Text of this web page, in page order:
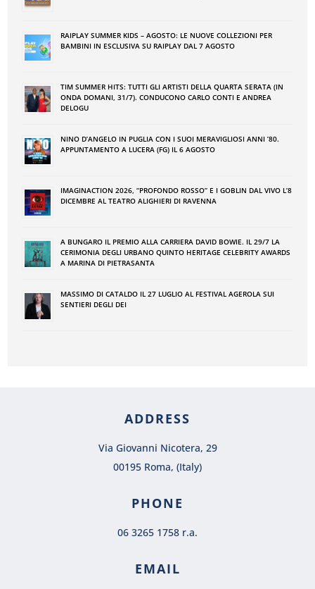
RAIPLAY SUMMER KIDS – AGOSTO: LE NUOVE COLLEZIONI PER
BAMBINI IN ESCLUSIVA SU RAIPLAY DAL 7 AGOSTO
TIM SUMMER HITS: TUTTI GLI ARTISTI DELLA QUARTA SERATA (IN
ONDA DOMANI, 31/7). CONDUCONO CARLO CONTI E ANDREA
DELOGU
NINO DʼANGELO IN PUGLIA CON I SUOI MERAVIGLIOSI ANNI ʼ80.
APPUNTAMENTO A LUCERA (FG) IL 6 AGOSTO
IMAGINACTION 2026, “PROFONDO ROSSO” E I GOBLIN DAL VIVO L’8
DICEMBRE AL TEATRO ALIGHIERI DI RAVENNA
A BUNGARO IL PREMIO ALLA CARRIERA DAVID BOWIE. IL 29/7 LA
CERIMONIA DEGLI URBANO QUINTO HERITAGE CELEBRITY AWARDS
A MARINA DI PIETRASANTA
MASSIMO DI CATALDO IL 27 LUGLIO AL FESTIVAL AGEROLA SUI
SENTIERI DEGLI DEI
ADDRESS
Via Giovanni Nicotera, 29
00195 Roma, (Italy)
PHONE
06 3265 1758 r.a.
EMAIL